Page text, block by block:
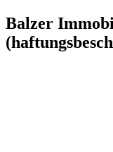
Balzer